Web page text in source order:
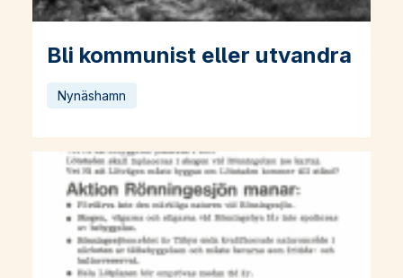
Bli kommunist eller utvandra
Läs mer om Bli kommunist eller utvandra
Nynäshamn